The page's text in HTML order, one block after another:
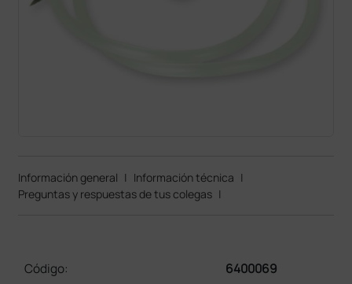
Información general | Información técnica |
Preguntas y respuestas de tus colegas |
Código:
6400069